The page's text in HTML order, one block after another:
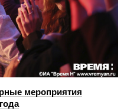
мероприятия